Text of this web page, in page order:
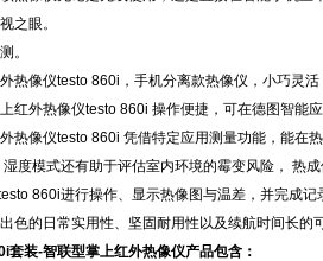
之眼。
。
热像仪testo 860i，手机分离款热像仪，小巧灵
红外热像仪testo 860i 操作便捷，可在德图智能
热像仪testo 860i 凭借特定应用测量功能，能在
度模式还有助于评估室内环境的霉变风险， 热
860i进行操作、显示热像图与温差，并完成
色的日常实用性、坚固耐用性以及续航时间长
套装-智联型掌上红外热像仪产品包含：